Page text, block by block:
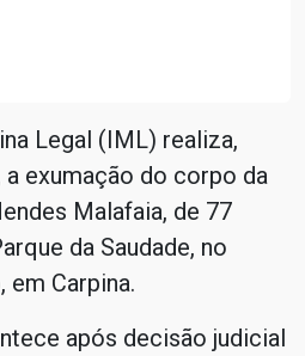
Legal (IML) realiza,
exumação do corpo da
Malafaia, de 77
da Saudade, no
em Carpina.
após decisão judicial